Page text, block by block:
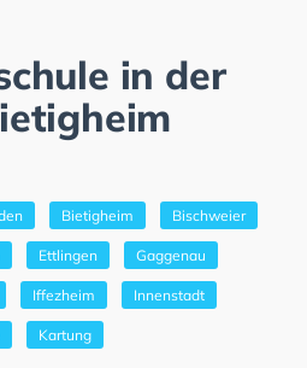
in der
Bietigheim Bischweier
Ettlingen Gaggenau
Iffezheim Innenstadt
Kartung